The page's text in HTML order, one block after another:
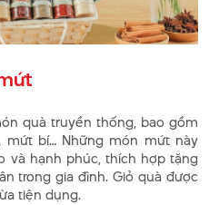
quà truyền thống, bao gồm
bí… Những món mứt này
và hạnh phúc, thích hợp tặng
trong gia đình. Giỏ quà được
tiện dụng.